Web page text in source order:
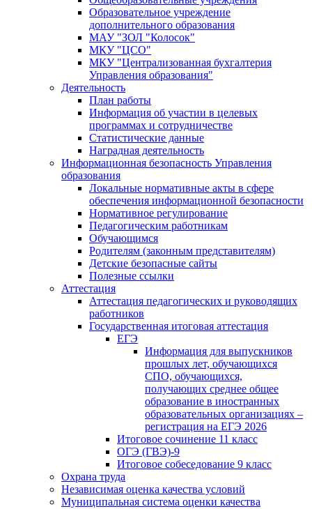
Образовательное учреждение
дополнительного образования
МАУ "ЗОЛ "Колосок"
МКУ "ЦСО"
МКУ "Централизованная бухгалтерия
Управления образования"
Деятельность
План работы
Информация об участии в целевых
программах и сотрудничестве
Статистические данные
Наградная деятельность
Информационная безопасность Управления
образования
Локальные нормативные акты в сфере
обеспечения информационной безопасности
Нормативное регулирование
Педагогическим работникам
Обучающимся
Родителям (законным представителям)
Детские безопасные сайты
Полезные ссылки
Аттестация
Аттестация педагогических и руководящих
работников
Государственная итоговая аттестация
ЕГЭ
Информация для выпускников
прошлых лет, обучающихся
СПО, обучающихся,
получающих среднее общее
образование в иностранных
образовательных организациях –
регистрация на ЕГЭ 2026
Итоговое сочинение 11 класс
ОГЭ (ГВЭ)-9
Итоговое собеседование 9 класс
Охрана труда
Независимая оценка качества условий
Муниципальная система оценки качества